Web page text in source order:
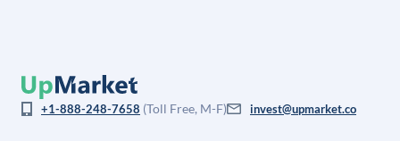
+1-888-248-7658 (Toll Free, M-F) invest@upmarket.co